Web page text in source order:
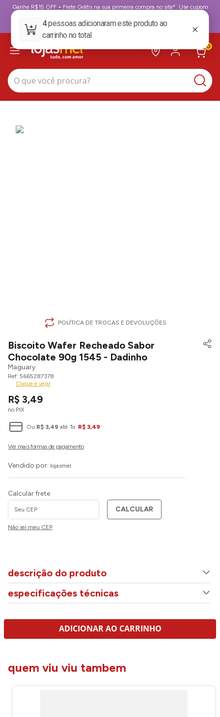
Ganhe R$15 OFF + Frete Grátis na sua primeira compra no site*. Use cupom
BoasVindas
0
O que você procura?
POLÍTICA DE TROCAS E DEVOLUÇÕES
Biscoito Wafer Recheado Sabor
Chocolate 90g 1545 - Dadinho
Maguary
5665287378
Clique e veja!
R$ 3,49
no PIX
Ou R$ 3,49 até 1x R$ 3,49
Vendido por: lojasmel
Calcular frete
CALCULAR
Não sei meu CEP
descrição do produto
especificações técnicas
ADICIONAR AO CARRINHO
quem viu viu tambem